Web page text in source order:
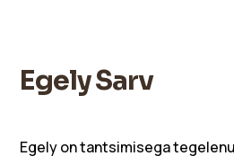
Egely Sarv
Egely on tantsimisega